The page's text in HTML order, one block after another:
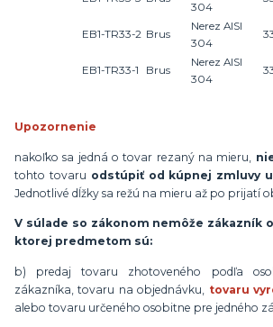
304
EB1-TR33-2 Brus
Nerez AISI
304
EB1-TR33-1 Brus
Nerez AISI
304
Upozornenie
nakoľko sa jedná o tovar rezaný na mieru,
tohto tovaru odstúpiť od kúpnej zmluvy
Jednotlivé dĺžky sa režú na mieru až po prijatí
V súlade so zákonom nemôže zákazník
ktorej predmetom sú:
b) predaj tovaru zhotoveného podľa
zákazníka, tovaru na objednávku, tovaru
alebo tovaru určeného osobitne pre jedného